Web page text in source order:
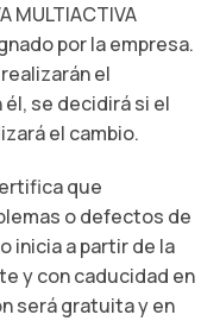
MULTIACTIVA
por la empresa.
el
se decidirá si el
el cambio.
que
o defectos de
inicia a partir de la
y con caducidad en
será gratuita y en